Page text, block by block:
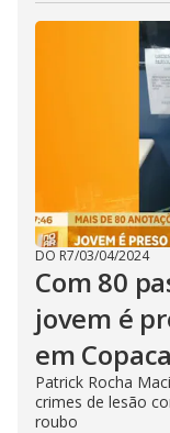
DO R7/03/04/2024
Com 80
jovem é
em
Patrick Rocha
crimes de lesão
roubo